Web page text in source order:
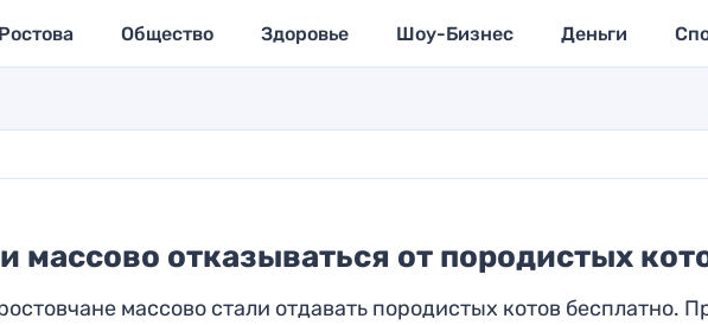
Общество Здоровье Шоу-Бизнес Деньги
массово отказываться от породистых
массово стали отдавать породистых котов бесплатно.